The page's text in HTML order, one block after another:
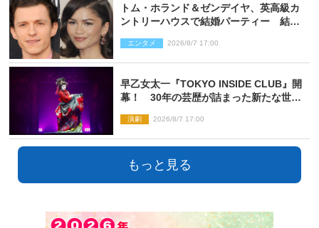
トム・ホランド＆ゼンデイヤ、英高級カ
ントリーハウスで結婚パーティー 結婚
エンタメ 2026/8/7 17:00
早乙女太一『TOKYO INSIDE CLUB』開
幕！ 30年の芸歴が詰まった新たな世界
演劇 2026/8/7 17:00
もっと見る